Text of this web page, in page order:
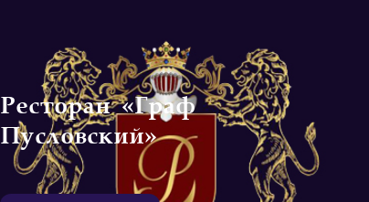
Ресторан «Граф
Пусловский»